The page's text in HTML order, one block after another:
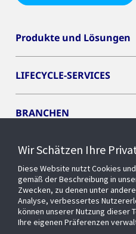
Produkte und Lösungen
LIFECYCLE-SERVICES
BRANCHEN
CYBER SOLUTIONS
OPENBLUE
SMART BUILDINGS
Wir Schätzen Ihre
Diese Website nutzt Cookies
gemäß der Beschreibung in
Zwecken, zu denen unter
Analyse, verbessertes
können unserer Nutzung dieser
Ihre eigenen Präferenzen